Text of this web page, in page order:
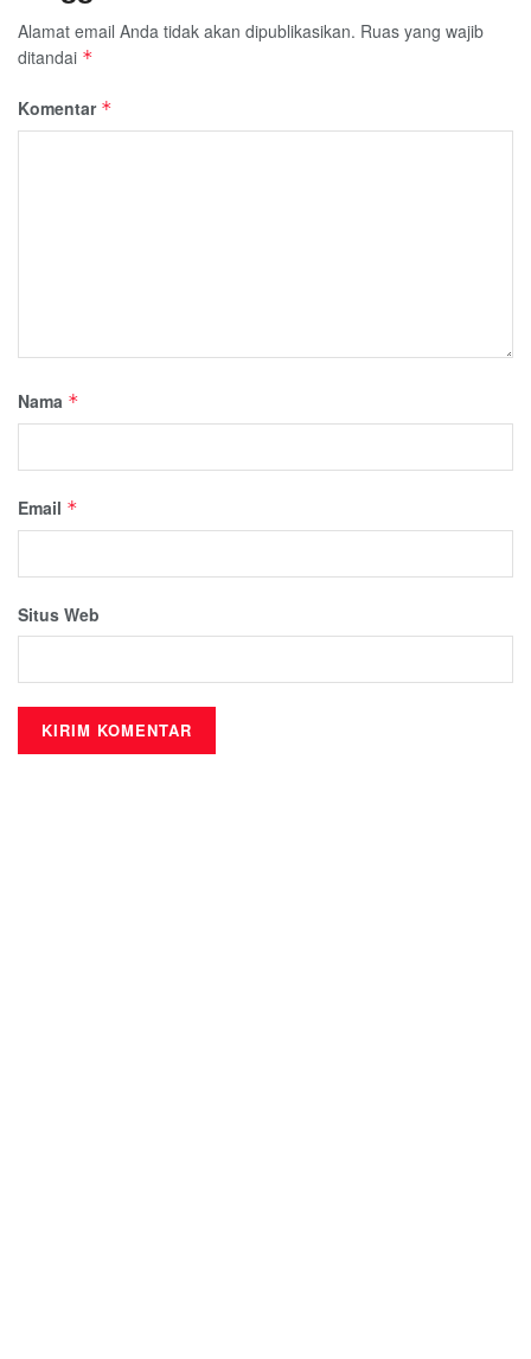
Alamat email Anda tidak akan dipublikasikan. Ruas yang wajib
ditandai *
Komentar *
Nama *
Email *
Situs Web